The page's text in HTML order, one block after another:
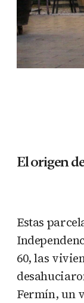
El origen
Estas
60, las
Fermín, un